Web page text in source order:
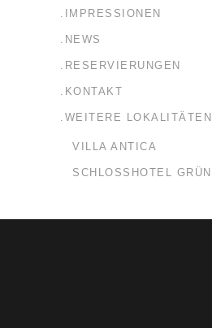
.IMPRESSIONEN
.NEWS
.RESERVIERUNGEN
.KONTAKT
.WEITERE LOKALITÄTEN
VILLA ANTICA
SCHLOSSHOTEL